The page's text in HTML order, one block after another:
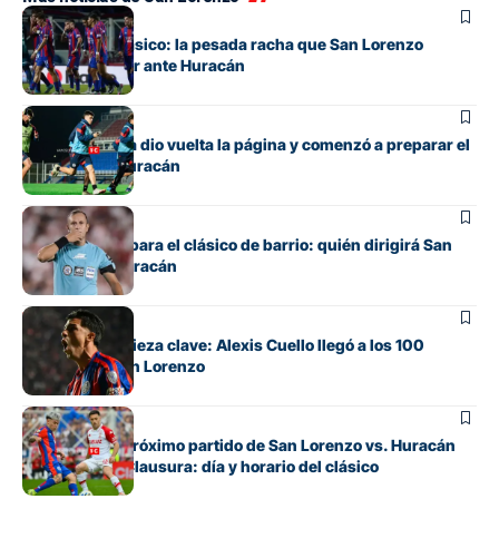
Fútbol
Otra vez un clásico: la pesada racha que San Lorenzo
intentará cortar ante Huracán
Fútbol
San Lorenzo ya dio vuelta la página y comenzó a preparar el
clásico ante Huracán
Fútbol
Ya hay árbitro para el clásico de barrio: quién dirigirá San
Lorenzo vs. Huracán
Fútbol
De apuesta a pieza clave: Alexis Cuello llegó a los 100
partidos en San Lorenzo
Fútbol
Cuándo es el próximo partido de San Lorenzo vs. Huracán
por el Torneo Clausura: día y horario del clásico